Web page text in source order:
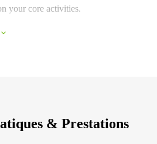
your core activities.
& Prestations